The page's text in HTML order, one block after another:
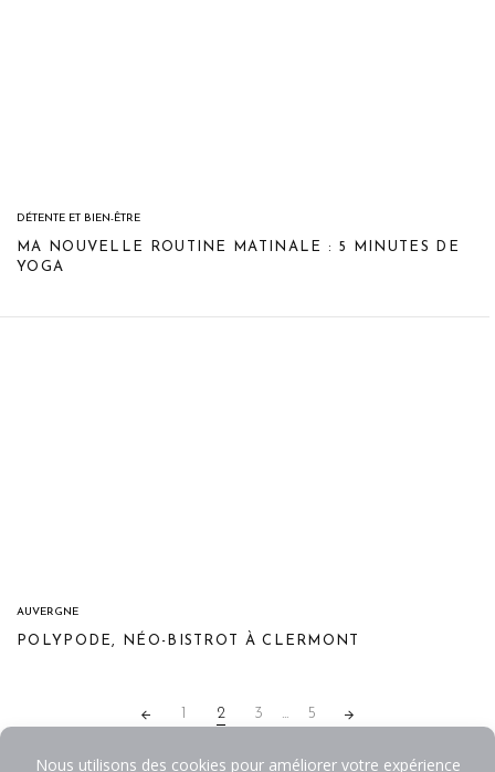
DÉTENTE ET BIEN-ÊTRE
MA NOUVELLE ROUTINE MATINALE : 5 MINUTES DE
YOGA
AUVERGNE
POLYPODE, NÉO-BISTROT À CLERMONT
NAVIGATION
1 2 3 ... 5